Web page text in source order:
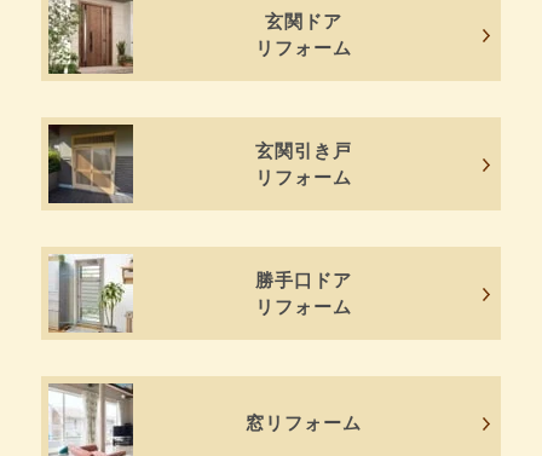
玄関ドア
リフォーム
玄関引き戸
リフォーム
勝手口ドア
リフォーム
窓リフォーム